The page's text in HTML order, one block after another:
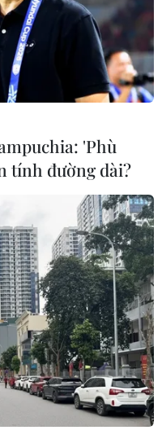
khiến người
tạo ra các "hố tử
do sự chênh lệch mực
dưới khoảng 35-
'Phù
tính đường dài?